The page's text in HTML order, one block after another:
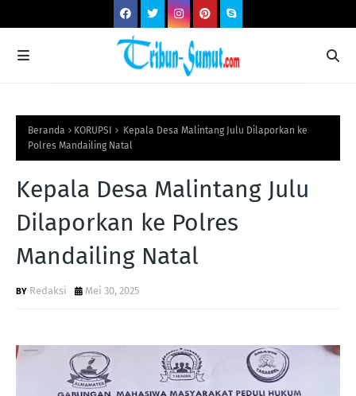
Beranda KORUPSI
Kepala Desa Malintang Julu Dilaporkan ke
Polres Mandailing Natal
Kepala Desa Malintang Julu
Dilaporkan ke Polres
Mandailing Natal
Redaksi Mei 30, 2025